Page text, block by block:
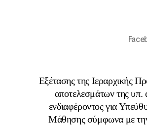
Εξέτασης της Ιεραρχικής
αποτελεσμάτων της
ενδιαφέροντος για
Μάθησης σύμφωνα με